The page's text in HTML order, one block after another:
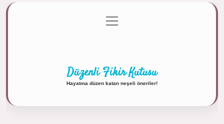
Gizlilik Politikası
menüyü
aç
Düzenli Fikir Kutusu
Hayatına düzen katan neşeli öneriler!